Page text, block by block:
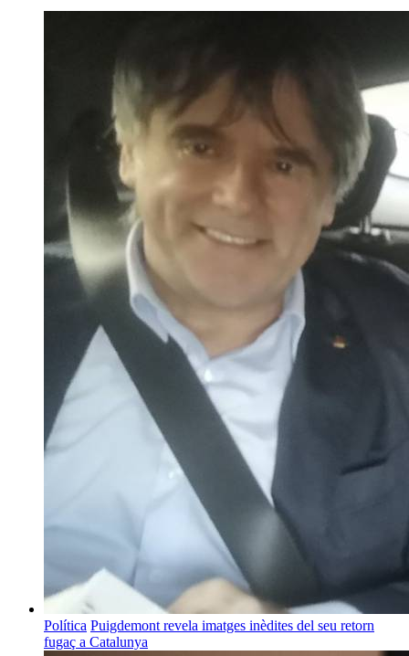
Política Puigdemont revela imatges inèdites del seu retorn
fugaç a Catalunya